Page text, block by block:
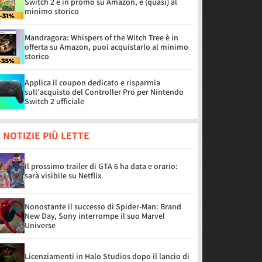
minimo storico
Mandragora: Whispers of the Witch Tree è in
offerta su Amazon, puoi acquistarlo al minimo
storico
Applica il coupon dedicato e risparmia
sull'acquisto del Controller Pro per Nintendo
Switch 2 ufficiale
NOTIZIE PIÙ LETTE
Il prossimo trailer di GTA 6 ha data e orario:
sarà visibile su Netflix
Nonostante il successo di Spider-Man: Brand
New Day, Sony interrompe il suo Marvel
Universe
Licenziamenti in Halo Studios dopo il lancio di